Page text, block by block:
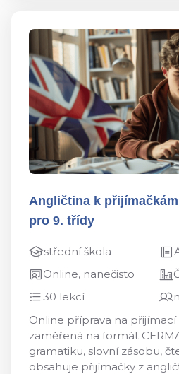
Angličtina k
pro 9. třídy
střední škola
Online, nanečisto
30 lekcí
Online příprava na
zaměřená na formát
gramatiku, slovní zásobu,
obsahuje přijímačky z